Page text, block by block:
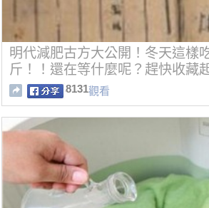
明代減肥古方大公開！冬天這樣
斤！！還在等什麼呢？趕快收藏
8131觀看